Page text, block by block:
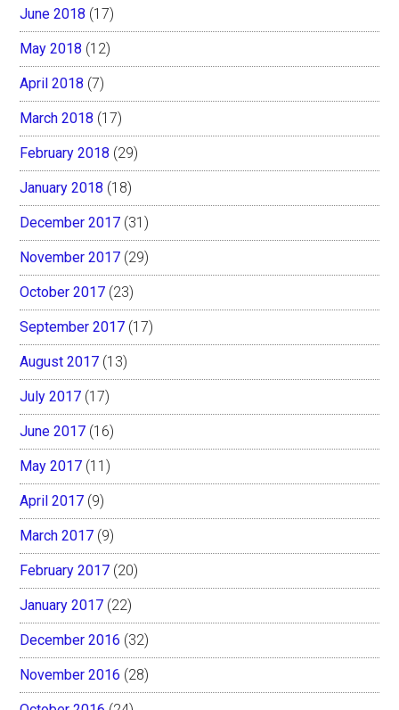
June 2018 (17)
May 2018 (12)
April 2018 (7)
March 2018 (17)
February 2018 (29)
January 2018 (18)
December 2017 (31)
November 2017 (29)
October 2017 (23)
September 2017 (17)
August 2017 (13)
July 2017 (17)
June 2017 (16)
May 2017 (11)
April 2017 (9)
March 2017 (9)
February 2017 (20)
January 2017 (22)
December 2016 (32)
November 2016 (28)